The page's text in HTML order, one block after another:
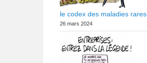
le codex des maladies rares
26 mars 2024